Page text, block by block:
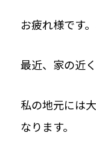
お疲れ様です
最近、家の近
私の地元には
なります。